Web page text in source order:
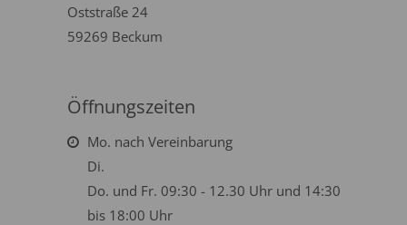
Oststraße 24
59269 Beckum
Öffnungszeiten
Mo. nach Vereinbarung
Di.
Do. und Fr. 09:30 - 12.30 Uhr und 14:30
bis 18:00 Uhr